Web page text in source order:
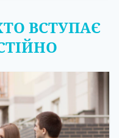
ВСТУПАЄ